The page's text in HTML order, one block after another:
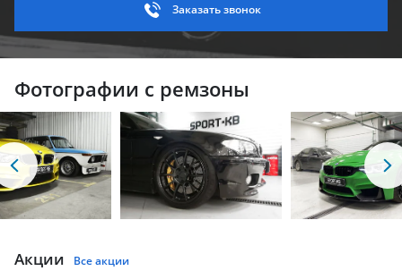
Заказать звонок
Фотографии с ремзоны
Акции Все акции